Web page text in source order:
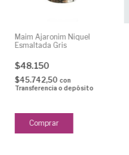
Maim Ajaronim Niquel
Esmaltada Gris
$48.150
$45.742,50 con
Transferencia o depósito